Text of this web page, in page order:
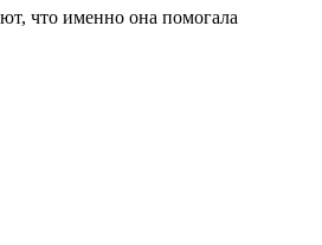
что именно она помогала